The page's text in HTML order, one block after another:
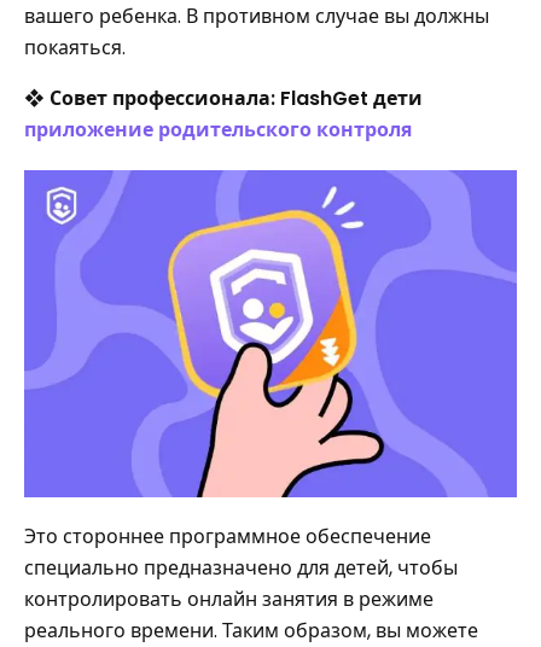
вашего ребенка. В противном случае вы должны
покаяться.
❖ Совет профессионала: FlashGet дети
приложение родительского контроля
Это стороннее программное обеспечение
специально предназначено для детей, чтобы
контролировать онлайн занятия в режиме
реального времени. Таким образом, вы можете